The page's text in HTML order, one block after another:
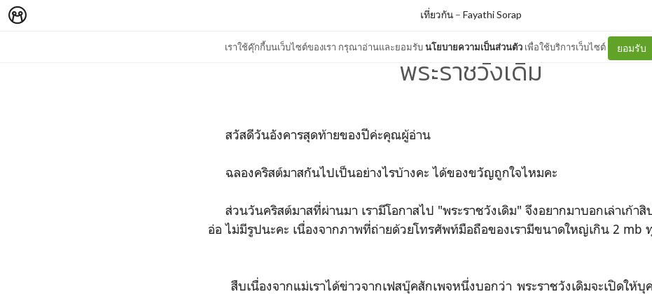
เราใช้คุ๊กกี้บนเว็บไซต์ของเรา กรุณาอ่านและยอมรับนโยบายความเป็นส่วนตัว เพื่อใช้บริการเว็บไซต์ ยอมรับ
เที่ยวกัน– Fayathi Sorap
พระราชวังเดิม
สวัสดีวันอังคารสุดท้ายของปีค่ะคุณผู้อ่าน
ฉลองคริสต์มาสกันไปเป็นอย่างไรบ้างคะ ได้ของขวัญถูกใจไหมคะ
ส่วนวันคริสต์มาสที่ผ่านมา เรามีโอกาสไป "พระราชวังเดิม" จึงอยากมาบอกเล่าเก้าสิ
อ่อ ไม่มีรูปนะคะ เนื่องจากภาพที่ถ่ายด้วยโทรศัพท์มือถือของเรามีขนาดใหญ่เกิน 2 mb
สืบเนื่องจากแม่เราได้ข่าวจากเฟสบุ๊คสักเพจหนึ่งบอกว่า พระราชวังเดิมจะเปิดให้บุ